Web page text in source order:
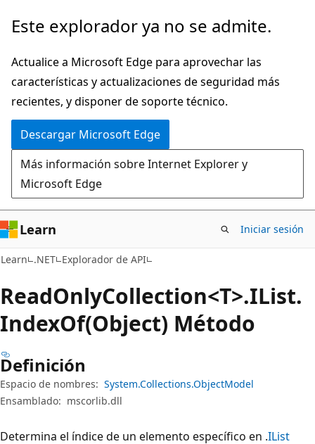
Ir
contenido
principal
Ir
la
navegación
en
la
página
Este explorador ya no se admite.
Actualice a Microsoft Edge para aprovechar las
características y actualizaciones de seguridad más
recientes, y disponer de soporte técnico.
Descargar Microsoft Edge
Más información sobre Internet Explorer y
Microsoft Edge
Learn Iniciar sesión
Learn .NET Explorador de API
ReadOnlyCollection<T>.IList.
IndexOf(Object) Método
Definición
Espacio de nombres: System.Collections.ObjectModel
Ensamblado: mscorlib.dll
Determina el índice de un elemento específico en .IList